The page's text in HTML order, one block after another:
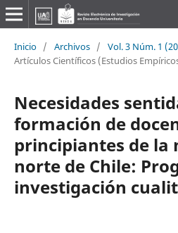
Inicio / Archivos / Vol. 3 Núm. 1
Artículos Científicos (Estudios
Necesidades
formación de
principiantes de la
norte de Chile:
investigación